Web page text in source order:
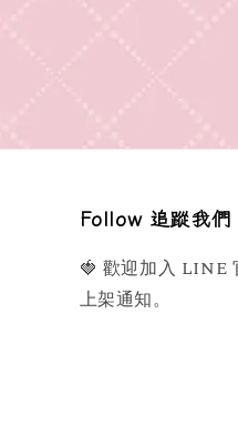
Follow 追蹤我們
🍓 歡迎加入 LINE
上架通知。